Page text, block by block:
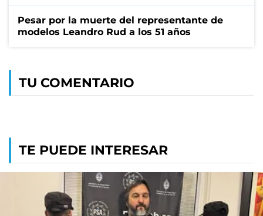
Pesar por la muerte del representante de
modelos Leandro Rud a los 51 años
TU COMENTARIO
TE PUEDE INTERESAR